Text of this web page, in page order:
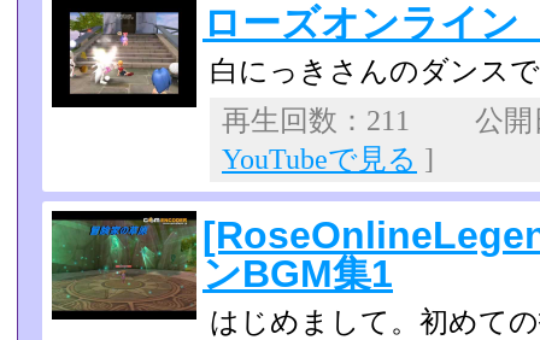
ローズオンライ
白にっきさんのダンス
再生回数：211 公
YouTubeで見る ]
ンBGM集1
はじめまして。初めて